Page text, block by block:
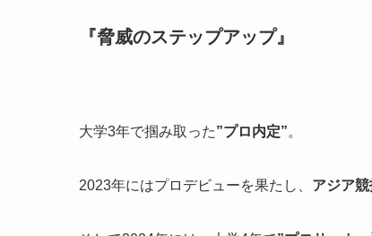
『脅威のステップアップ』
大学3年で掴み取った”プロ内定”。
2023年にはプロデビューを果たし、 アジア